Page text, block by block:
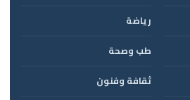
رياضة
طب وصحة
ثقافة وفنون